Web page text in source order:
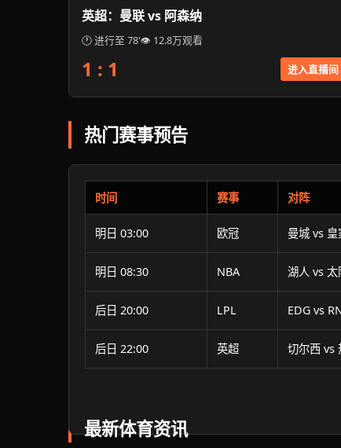
英超：曼联 vs 阿森纳
🕐 进行至 78'👁 12.8万观看
1 : 1 进入直播间
热门赛事预告
时间 赛事 对阵
明日 03:00 欧冠 曼城 vs
明日 08:30 NBA 湖人 vs 太
后日 20:00 LPL EDG vs
后日 22:00 英超 切尔西 vs
最新体育资讯